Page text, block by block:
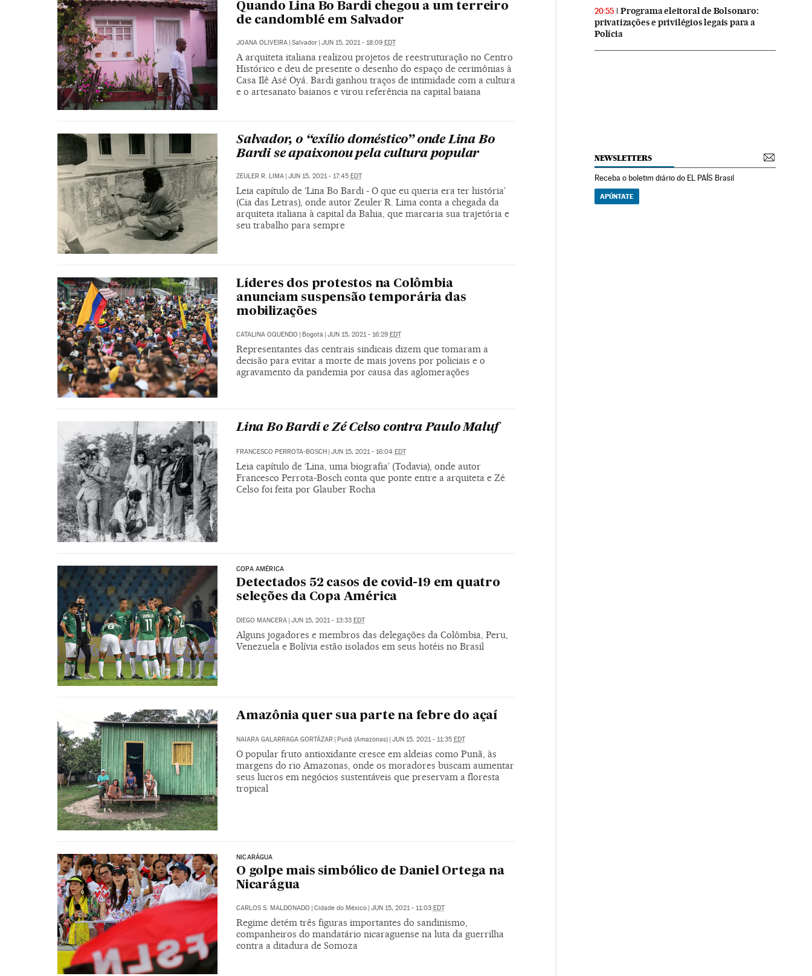
Quando Lina Bo Bardi chegou a um terreiro
de candomblé em Salvador
JOANA OLIVEIRA Salvador JUN 15, 2021 - 18:09 EDT
A arquiteta italiana realizou projetos de reestruturação no Centro
Histórico e deu de presente o desenho do espaço de cerimônias à
Casa Ilê Asé Oyá. Bardi ganhou traços de intimidade com a cultura
e o artesanato baianos e virou referência na capital baiana
Salvador, o “exílio doméstico” onde Lina Bo
Bardi se apaixonou pela cultura popular
ZEULER R. LIMA JUN 15, 2021 - 17:45 EDT
Leia capítulo de ‘Lina Bo Bardi - O que eu queria era ter história’
(Cia das Letras), onde autor Zeuler R. Lima conta a chegada da
arquiteta italiana à capital da Bahia, que marcaria sua trajetória e
seu trabalho para sempre
Líderes dos protestos na Colômbia
anunciam suspensão temporária das
mobilizações
CATALINA OQUENDO | Bogotá | JUN 15, 2021 - 16:29 EDT
Representantes das centrais sindicais dizem que tomaram a
decisão para evitar a morte de mais jovens por policiais e o
agravamento da pandemia por causa das aglomerações
Lina Bo Bardi e Zé Celso contra Paulo Maluf
FRANCESCO PERROTA-BOSCH JUN 15, 2021 - 16:04 EDT
Leia capítulo de ‘Lina, uma biografia’ (Todavia), onde autor
Francesco Perrota-Bosch conta que ponte entre a arquiteta e Zé
Celso foi feita por Glauber Rocha
COPA AMÉRICA
Detectados 52 casos de covid-19 em quatro
seleções da Copa América
DIEGO MANCERA | JUN 15, 2021 - 13:33 EDT
Alguns jogadores e membros das delegações da Colômbia, Peru,
Venezuela e Bolívia estão isolados em seus hotéis no Brasil
Amazônia quer sua parte na febre do açaí
NAIARA GALARRAGA GORTÁZAR Punã (Amazonas) JUN 15, 2021 - 11:35 EDT
O popular fruto antioxidante cresce em aldeias como Punã, às
margens do rio Amazonas, onde os moradores buscam aumentar
seus lucros em negócios sustentáveis que preservam a floresta
tropical
NICARÁGUA
O golpe mais simbólico de Daniel Ortega na
Nicarágua
CARLOS S. MALDONADO | Cidade do México | JUN 15, 2021 - 11:03 EDT
Regime detém três figuras importantes do sandinismo,
companheiros do mandatário nicaraguense na luta da guerrilha
contra a ditadura de Somoza
20:55
Programa eleitoral de Bolsonaro:
privatizações e privilégios legais para a
Polícia
NEWSLETTERS
Receba o boletim diário do EL PAÍS Brasil
APÚNTATE